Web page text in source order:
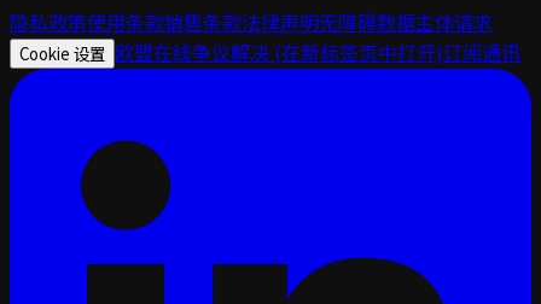
隐私政策使用条款销售条款法律声明无障碍数据主体请求
Cookie 设置 欧盟在线争议解决 (在新标签页中打开)订阅通讯